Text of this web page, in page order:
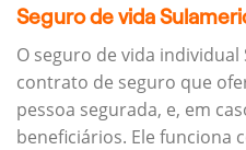
Seguro de vida
O seguro de vida
contrato de seguro que
pessoa segurada, e, em
beneficiários. Ele funciona